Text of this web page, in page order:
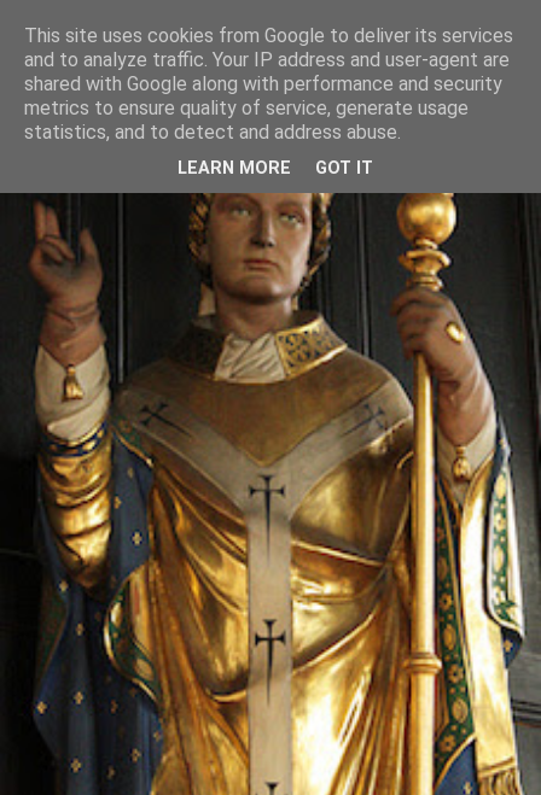
This site uses cookies from Google to deliver its services
and to analyze traffic. Your IP address and user-agent are
shared with Google along with performance and security
metrics to ensure quality of service, generate usage
statistics, and to detect and address abuse.
LEARN MORE GOT IT